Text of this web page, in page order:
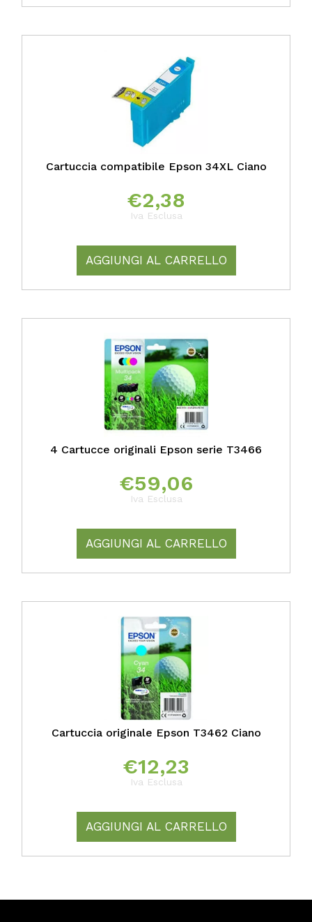
Cartuccia compatibile Epson 34XL Ciano
€2,38
Iva Esclusa
AGGIUNGI AL CARRELLO
4 Cartucce originali Epson serie T3466
€59,06
Iva Esclusa
AGGIUNGI AL CARRELLO
Cartuccia originale Epson T3462 Ciano
€12,23
Iva Esclusa
AGGIUNGI AL CARRELLO